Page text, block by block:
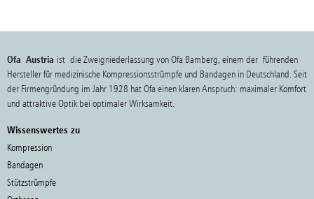
Ofa Austria ist die Zweigniederlassung von Ofa Bamberg, einem der führenden
Hersteller für medizinische Kompressionsstrümpfe und Bandagen in Deutschland. Seit
der Firmengründung im Jahr 1928 hat Ofa einen klaren Anspruch: maximaler Komfort
und attraktive Optik bei optimaler Wirksamkeit.
Wissenswertes zu
Kompression
Bandagen
Stützstrümpfe